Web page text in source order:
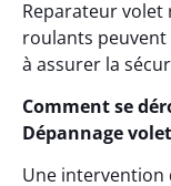
Reparateur volet
roulants
à assurer la
Comment se
Dépannage
Une intervention